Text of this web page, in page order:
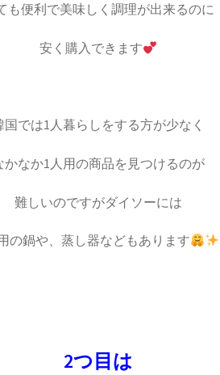
も便利で美味しく調理が出来るのに
安く購入できます
国では1人暮らしをする方が少なく
かなか1人用の商品を見つけるのが
難しいのですがダイソーには
の鍋や、蒸し器などもあります
2つ目は